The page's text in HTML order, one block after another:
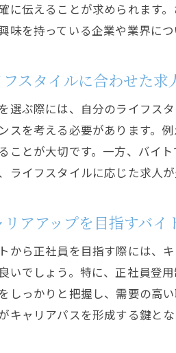
に伝えることが求められます
味を持っている企業や業界に
フスタイルに合わせた求
選ぶ際には、自分のライフス
スを考える必要があります。
ことが大切です。一方、バイ
ライフスタイルに応じた求人
リアアップを目指すバイ
から正社員を目指す際には、
いでしょう。特に、正社員登
しっかりと把握し、需要の高
キャリアパスを形成する鍵とな